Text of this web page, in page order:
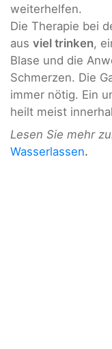
weiterhelfen.
Die Therapie bei
aus viel trinken,
Blase und die
Schmerzen. Die
immer nötig. Ein
heilt meist
Lesen Sie mehr
Wasserlassen.